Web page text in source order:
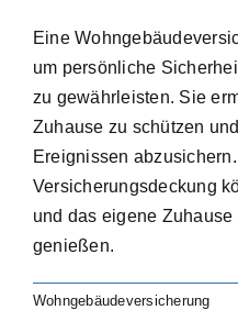
Eine
um persönliche
zu gewährleisten. Sie
Zuhause zu schützen
Ereignissen
Versicherungsdeckung
und das eigene
genießen.
Wohngebäudeversicherung